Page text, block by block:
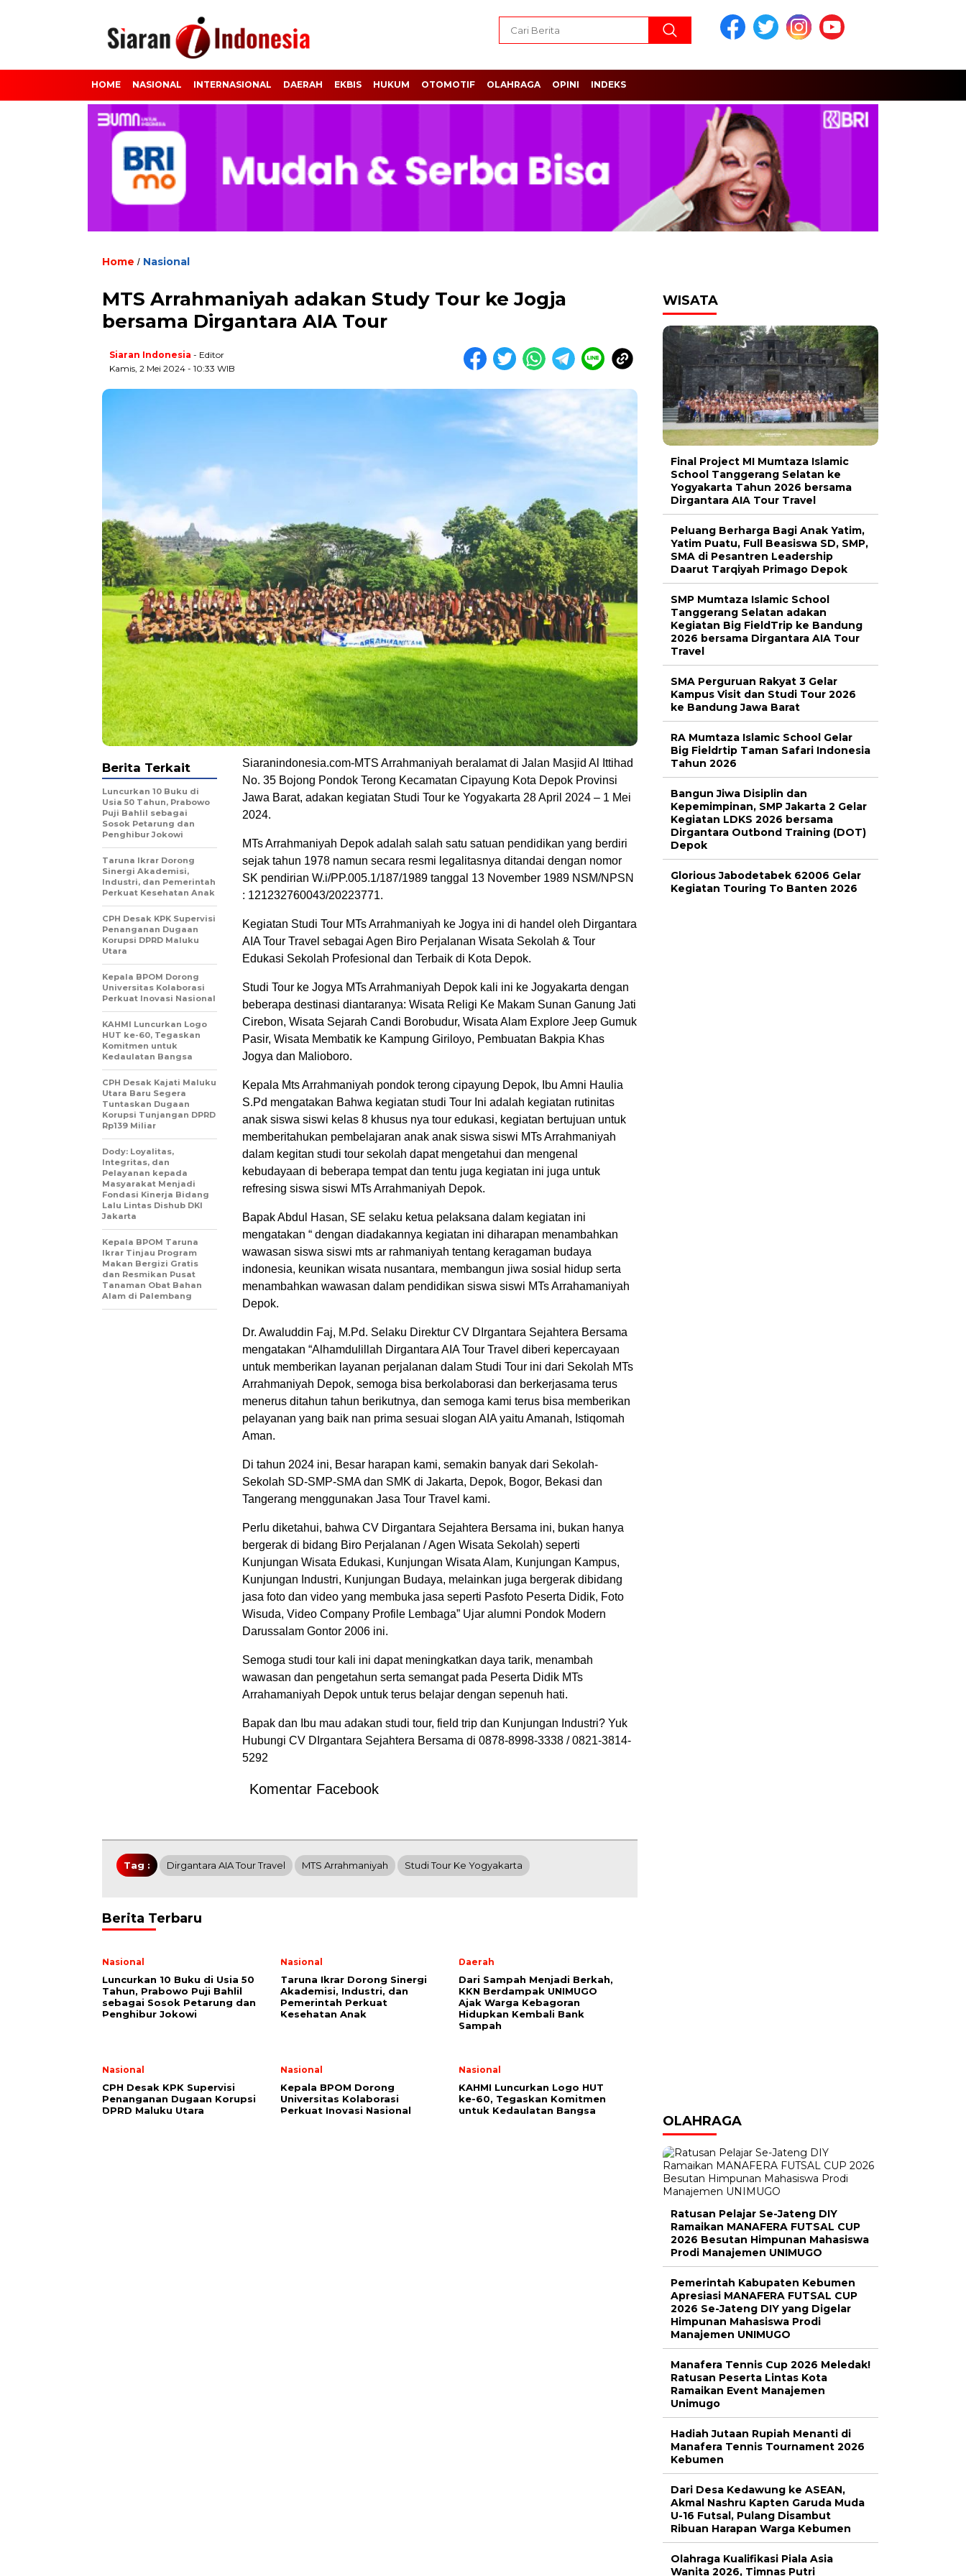
HOME NASIONAL INTERNASIONAL DAERAH EKBIS HUKUM OTOMOTIF OLAHRAGA OPINI INDEKS
Home / Nasional
MTS Arrahmaniyah adakan Study Tour ke Jogja
bersama Dirgantara AIA Tour
Siaran Indonesia - Editor
Kamis, 2 Mei 2024 - 10:33 WIB
Siaranindonesia.com-MTS Arrahmaniyah beralamat di Jalan Masjid Al Ittihad
No. 35 Bojong Pondok Terong Kecamatan Cipayung Kota Depok Provinsi
Jawa Barat, adakan kegiatan Studi Tour ke Yogyakarta 28 April 2024 – 1 Mei
2024.
MTs Arrahmaniyah Depok adalah salah satu satuan pendidikan yang berdiri
sejak tahun 1978 namun secara resmi legalitasnya ditandai dengan nomor
SK pendirian W.i/PP.005.1/187/1989 tanggal 13 November 1989 NSM/NPSN
: 121232760043/20223771.
Kegiatan Studi Tour MTs Arrahmaniyah ke Jogya ini di handel oleh Dirgantara
AIA Tour Travel sebagai Agen Biro Perjalanan Wisata Sekolah & Tour
Edukasi Sekolah Profesional dan Terbaik di Kota Depok.
Studi Tour ke Jogya MTs Arrahmaniyah Depok kali ini ke Jogyakarta dengan
beberapa destinasi diantaranya: Wisata Religi Ke Makam Sunan Ganung Jati
Cirebon, Wisata Sejarah Candi Borobudur, Wisata Alam Explore Jeep Gumuk
Pasir, Wisata Membatik ke Kampung Giriloyo, Pembuatan Bakpia Khas
Jogya dan Malioboro.
Kepala Mts Arrahmaniyah pondok terong cipayung Depok, Ibu Amni Haulia
S.Pd mengatakan Bahwa kegiatan studi Tour Ini adalah kegiatan rutinitas
anak siswa siswi kelas 8 khusus nya tour edukasi, kegiatan bertujuan untuk
memberitahukan pembelajaran anak anak siswa siswi MTs Arrahmaniyah
dalam kegitan studi tour sekolah dapat mengetahui dan mengenal
kebudayaan di beberapa tempat dan tentu juga kegiatan ini juga untuk
refresing siswa siswi MTs Arrahmaniyah Depok.
Bapak Abdul Hasan, SE selaku ketua pelaksana dalam kegiatan ini
mengatakan “ dengan diadakannya kegiatan ini diharapan menambahkan
wawasan siswa siswi mts ar rahmaniyah tentang keragaman budaya
indonesia, keunikan wisata nusantara, membangun jiwa sosial hidup serta
menambahkan wawasan dalam pendidikan siswa siswi MTs Arrahamaniyah
Depok.
Dr. Awaluddin Faj, M.Pd. Selaku Direktur CV DIrgantara Sejahtera Bersama
mengatakan “Alhamdulillah Dirgantara AIA Tour Travel diberi kepercayaan
untuk memberikan layanan perjalanan dalam Studi Tour ini dari Sekolah MTs
Arrahmaniyah Depok, semoga bisa berkolaborasi dan berkerjasama terus
menerus ditahun tahun berikutnya, dan semoga kami terus bisa memberikan
pelayanan yang baik nan prima sesuai slogan AIA yaitu Amanah, Istiqomah
Aman.
Di tahun 2024 ini, Besar harapan kami, semakin banyak dari Sekolah-
Sekolah SD-SMP-SMA dan SMK di Jakarta, Depok, Bogor, Bekasi dan
Tangerang menggunakan Jasa Tour Travel kami.
Perlu diketahui, bahwa CV Dirgantara Sejahtera Bersama ini, bukan hanya
bergerak di bidang Biro Perjalanan / Agen Wisata Sekolah) seperti
Kunjungan Wisata Edukasi, Kunjungan Wisata Alam, Kunjungan Kampus,
Kunjungan Industri, Kunjungan Budaya, melainkan juga bergerak dibidang
jasa foto dan video yang membuka jasa seperti Pasfoto Peserta Didik, Foto
Wisuda, Video Company Profile Lembaga” Ujar alumni Pondok Modern
Darussalam Gontor 2006 ini.
Semoga studi tour kali ini dapat meningkatkan daya tarik, menambah
wawasan dan pengetahun serta semangat pada Peserta Didik MTs
Arrahamaniyah Depok untuk terus belajar dengan sepenuh hati.
Bapak dan Ibu mau adakan studi tour, field trip dan Kunjungan Industri? Yuk
Hubungi CV DIrgantara Sejahtera Bersama di 0878-8998-3338 / 0821-3814-
5292
Komentar Facebook
Berita Terkait
Luncurkan 10 Buku di
Usia 50 Tahun, Prabowo
Puji Bahlil sebagai
Sosok Petarung dan
Penghibur Jokowi
Taruna Ikrar Dorong
Sinergi Akademisi,
Industri, dan Pemerintah
Perkuat Kesehatan Anak
CPH Desak KPK Supervisi
Penanganan Dugaan
Korupsi DPRD Maluku
Utara
Kepala BPOM Dorong
Universitas Kolaborasi
Perkuat Inovasi Nasional
KAHMI Luncurkan Logo
HUT ke-60, Tegaskan
Komitmen untuk
Kedaulatan Bangsa
CPH Desak Kajati Maluku
Utara Baru Segera
Tuntaskan Dugaan
Korupsi Tunjangan DPRD
Rp139 Miliar
Dody: Loyalitas,
Integritas, dan
Pelayanan kepada
Masyarakat Menjadi
Fondasi Kinerja Bidang
Lalu Lintas Dishub DKI
Jakarta
Kepala BPOM Taruna
Ikrar Tinjau Program
Makan Bergizi Gratis
dan Resmikan Pusat
Tanaman Obat Bahan
Alam di Palembang
Tag : Dirgantara AIA Tour Travel MTS Arrahmaniyah Studi Tour Ke Yogyakarta
Berita Terbaru
Nasional
Luncurkan 10 Buku di Usia 50
Tahun, Prabowo Puji Bahlil
sebagai Sosok Petarung dan
Penghibur Jokowi
Nasional
Taruna Ikrar Dorong Sinergi
Akademisi, Industri, dan
Pemerintah Perkuat
Kesehatan Anak
Daerah
Dari Sampah Menjadi Berkah,
KKN Berdampak UNIMUGO
Ajak Warga Kebagoran
Hidupkan Kembali Bank
Sampah
Nasional
CPH Desak KPK Supervisi
Penanganan Dugaan Korupsi
DPRD Maluku Utara
Nasional
Kepala BPOM Dorong
Universitas Kolaborasi
Perkuat Inovasi Nasional
Nasional
KAHMI Luncurkan Logo HUT
ke-60, Tegaskan Komitmen
untuk Kedaulatan Bangsa
WISATA
Final Project MI Mumtaza Islamic
School Tanggerang Selatan ke
Yogyakarta Tahun 2026 bersama
Dirgantara AIA Tour Travel
Peluang Berharga Bagi Anak Yatim,
Yatim Puatu, Full Beasiswa SD, SMP,
SMA di Pesantren Leadership
Daarut Tarqiyah Primago Depok
SMP Mumtaza Islamic School
Tanggerang Selatan adakan
Kegiatan Big FieldTrip ke Bandung
2026 bersama Dirgantara AIA Tour
Travel
SMA Perguruan Rakyat 3 Gelar
Kampus Visit dan Studi Tour 2026
ke Bandung Jawa Barat
RA Mumtaza Islamic School Gelar
Big Fieldrtip Taman Safari Indonesia
Tahun 2026
Bangun Jiwa Disiplin dan
Kepemimpinan, SMP Jakarta 2 Gelar
Kegiatan LDKS 2026 bersama
Dirgantara Outbond Training (DOT)
Depok
Glorious Jabodetabek 62006 Gelar
Kegiatan Touring To Banten 2026
OLAHRAGA
Ratusan Pelajar Se-Jateng DIY
Ramaikan MANAFERA FUTSAL CUP
2026 Besutan Himpunan Mahasiswa
Prodi Manajemen UNIMUGO
Pemerintah Kabupaten Kebumen
Apresiasi MANAFERA FUTSAL CUP
2026 Se-Jateng DIY yang Digelar
Himpunan Mahasiswa Prodi
Manajemen UNIMUGO
Manafera Tennis Cup 2026 Meledak!
Ratusan Peserta Lintas Kota
Ramaikan Event Manajemen
Unimugo
Hadiah Jutaan Rupiah Menanti di
Manafera Tennis Tournament 2026
Kebumen
Dari Desa Kedawung ke ASEAN,
Akmal Nashru Kapten Garuda Muda
U-16 Futsal, Pulang Disambut
Ribuan Harapan Warga Kebumen
Olahraga Kualifikasi Piala Asia
Wanita 2026, Timnas Putri